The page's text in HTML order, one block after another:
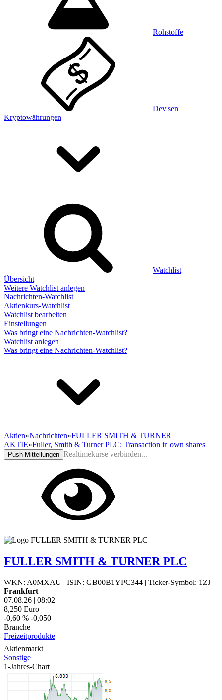
Rohstoffe
Devisen
Kryptowährungen
Watchlist
Übersicht
Weitere Watchlist anlegen
Nachrichten-Watchlist
Aktienkurs-Watchlist
Watchlist bearbeiten
Einstellungen
Was bringt eine Nachrichten-Watchlist?
Watchlist anlegen
Was bringt eine Nachrichten-Watchlist?
Aktien»Nachrichten»FULLER SMITH & TURNER
AKTIE»Fuller, Smith & Turner PLC: Transaction in own shares
Push Mitteilungen Realtimekurse verbinden...
FULLER SMITH & TURNER PLC
WKN: A0MXAU | ISIN: GB00B1YPC344 | Ticker-Symbol: 1ZJ
Frankfurt
07.08.26 | 08:02
8,250 Euro
-0,60 % -0,050
Branche
Freizeitprodukte
Aktienmarkt
Sonstige
1-Jahres-Chart